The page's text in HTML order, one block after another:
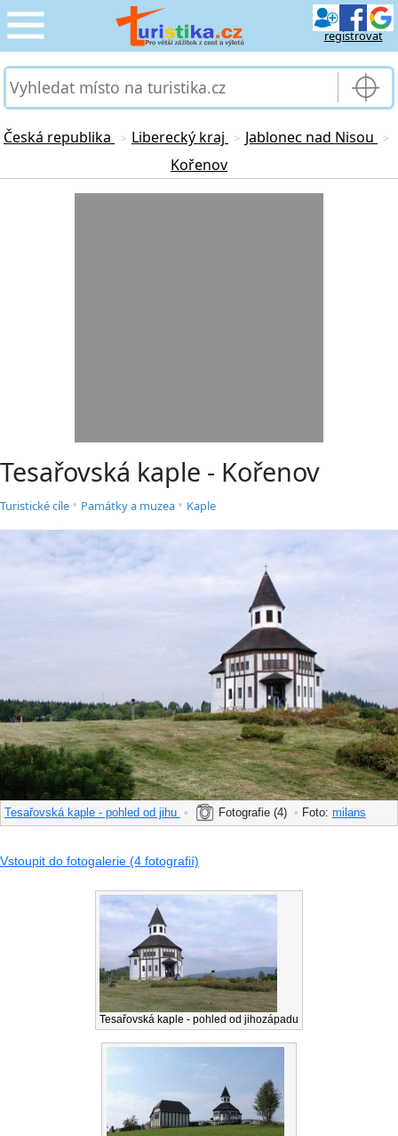
registrovat
CESTOVÁNÍ
SLUŽBY & DOPRAVA
Česká republika > Liberecký kraj > Jablonec nad Nisou >
Kořenov
Tesařovská kaple - Kořenov
Turistické cíle • Památky a muzea • Kaple
Tesařovská kaple - pohled od jihu • Fotografie (4) • Foto: milans
Vstoupit do fotogalerie (4 fotografií)
Tesařovská kaple - pohled od jihozápadu